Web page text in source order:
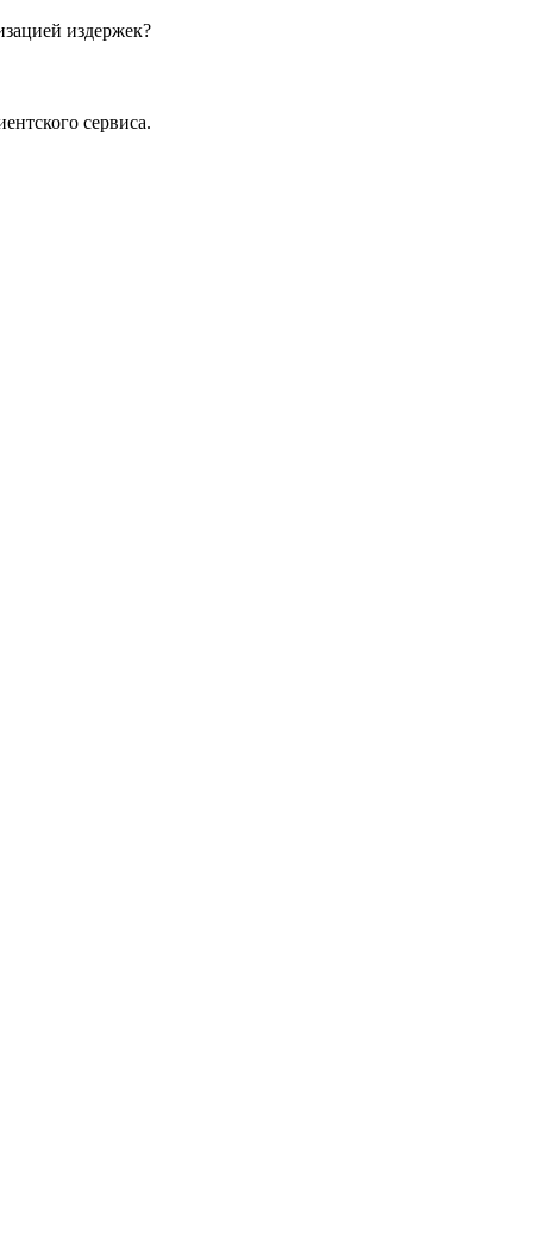
издержек?
сервиса.